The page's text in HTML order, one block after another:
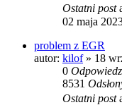
Ostatni post
02 maja
problem z EGR
autor: kilof» 18
0
8531
Ostatni post